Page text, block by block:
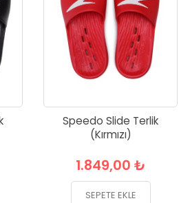
Speedo Slide Terlik
(Kırmızı)
1.849,00 ₺
SEPETE EKLE